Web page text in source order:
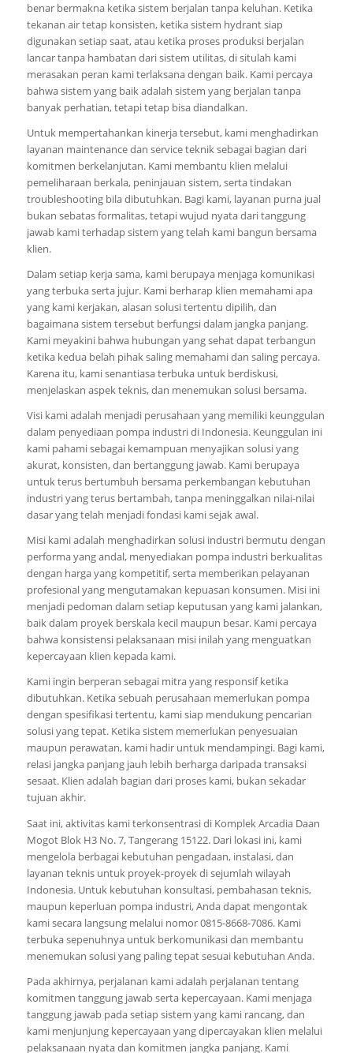
benar bermakna ketika sistem berjalan tanpa keluhan. Ketika
tekanan air tetap konsisten, ketika sistem hydrant siap
digunakan setiap saat, atau ketika proses produksi berjalan
lancar tanpa hambatan dari sistem utilitas, di situlah kami
merasakan peran kami terlaksana dengan baik. Kami percaya
bahwa sistem yang baik adalah sistem yang berjalan tanpa
banyak perhatian, tetapi tetap bisa diandalkan.
Untuk mempertahankan kinerja tersebut, kami menghadirkan
layanan maintenance dan service teknik sebagai bagian dari
komitmen berkelanjutan. Kami membantu klien melalui
pemeliharaan berkala, peninjauan sistem, serta tindakan
troubleshooting bila dibutuhkan. Bagi kami, layanan purna jual
bukan sebatas formalitas, tetapi wujud nyata dari tanggung
jawab kami terhadap sistem yang telah kami bangun bersama
klien.
Dalam setiap kerja sama, kami berupaya menjaga komunikasi
yang terbuka serta jujur. Kami berharap klien memahami apa
yang kami kerjakan, alasan solusi tertentu dipilih, dan
bagaimana sistem tersebut berfungsi dalam jangka panjang.
Kami meyakini bahwa hubungan yang sehat dapat terbangun
ketika kedua belah pihak saling memahami dan saling percaya.
Karena itu, kami senantiasa terbuka untuk berdiskusi,
menjelaskan aspek teknis, dan menemukan solusi bersama.
Visi kami adalah menjadi perusahaan yang memiliki keunggulan
dalam penyediaan pompa industri di Indonesia. Keunggulan ini
kami pahami sebagai kemampuan menyajikan solusi yang
akurat, konsisten, dan bertanggung jawab. Kami berupaya
untuk terus bertumbuh bersama perkembangan kebutuhan
industri yang terus bertambah, tanpa meninggalkan nilai-nilai
dasar yang telah menjadi fondasi kami sejak awal.
Misi kami adalah menghadirkan solusi industri bermutu dengan
performa yang andal, menyediakan pompa industri berkualitas
dengan harga yang kompetitif, serta memberikan pelayanan
profesional yang mengutamakan kepuasan konsumen. Misi ini
menjadi pedoman dalam setiap keputusan yang kami jalankan,
baik dalam proyek berskala kecil maupun besar. Kami percaya
bahwa konsistensi pelaksanaan misi inilah yang menguatkan
kepercayaan klien kepada kami.
Kami ingin berperan sebagai mitra yang responsif ketika
dibutuhkan. Ketika sebuah perusahaan memerlukan pompa
dengan spesifikasi tertentu, kami siap mendukung pencarian
solusi yang tepat. Ketika sistem memerlukan penyesuaian
maupun perawatan, kami hadir untuk mendampingi. Bagi kami,
relasi jangka panjang jauh lebih berharga daripada transaksi
sesaat. Klien adalah bagian dari proses kami, bukan sekadar
tujuan akhir.
Saat ini, aktivitas kami terkonsentrasi di Komplek Arcadia Daan
Mogot Blok H3 No. 7, Tangerang 15122. Dari lokasi ini, kami
mengelola berbagai kebutuhan pengadaan, instalasi, dan
layanan teknis untuk proyek-proyek di sejumlah wilayah
Indonesia. Untuk kebutuhan konsultasi, pembahasan teknis,
maupun keperluan pompa industri, Anda dapat mengontak
kami secara langsung melalui nomor 0815-8668-7086. Kami
terbuka sepenuhnya untuk berkomunikasi dan membantu
menemukan solusi yang paling tepat sesuai kebutuhan Anda.
Pada akhirnya, perjalanan kami adalah perjalanan tentang
komitmen tanggung jawab serta kepercayaan. Kami menjaga
tanggung jawab pada setiap sistem yang kami rancang, dan
kami menjunjung kepercayaan yang dipercayakan klien melalui
pelaksanaan nyata dan komitmen jangka panjang. Kami